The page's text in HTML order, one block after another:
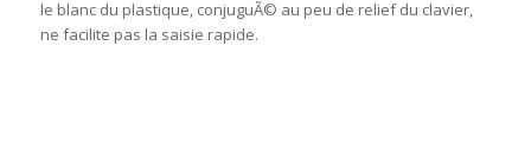
le blanc du plastique, conjuguÃ© au peu de relief du clavier,
ne facilite pas la saisie rapide.